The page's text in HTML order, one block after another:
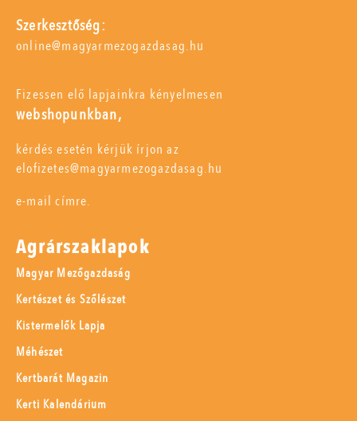
Szerkesztőség:
online@magyarmezogazdasag.hu
Fizessen elő lapjainkra kényelmesen
webshopunkban,
kérdés esetén kérjük írjon az
elofizetes@magyarmezogazdasag.hu
e-mail címre.
Agrárszaklapok
Magyar Mezőgazdaság
Kertészet és Szőlészet
Kistermelők Lapja
Méhészet
Kertbarát Magazin
Kerti Kalendárium